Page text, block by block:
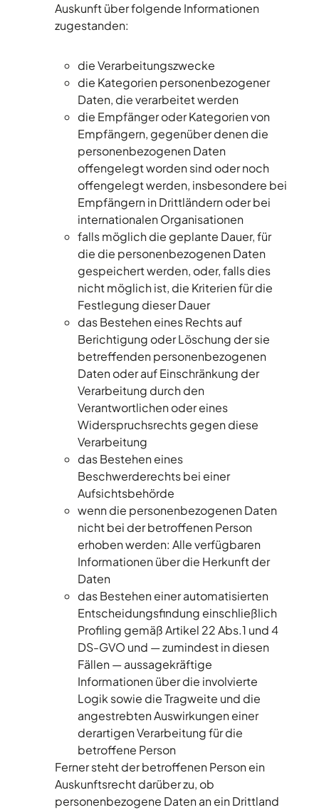
Auskunft über folgende Informationen
zugestanden:
die Verarbeitungszwecke
die Kategorien personenbezogener
Daten, die verarbeitet werden
die Empfänger oder Kategorien von
Empfängern, gegenüber denen die
personenbezogenen Daten
offengelegt worden sind oder noch
offengelegt werden, insbesondere bei
Empfängern in Drittländern oder bei
internationalen Organisationen
falls möglich die geplante Dauer, für
die die personenbezogenen Daten
gespeichert werden, oder, falls dies
nicht möglich ist, die Kriterien für die
Festlegung dieser Dauer
das Bestehen eines Rechts auf
Berichtigung oder Löschung der sie
betreffenden personenbezogenen
Daten oder auf Einschränkung der
Verarbeitung durch den
Verantwortlichen oder eines
Widerspruchsrechts gegen diese
Verarbeitung
das Bestehen eines
Beschwerderechts bei einer
Aufsichtsbehörde
wenn die personenbezogenen Daten
nicht bei der betroffenen Person
erhoben werden: Alle verfügbaren
Informationen über die Herkunft der
Daten
das Bestehen einer automatisierten
Entscheidungsfindung einschließlich
Profiling gemäß Artikel 22 Abs.1 und 4
DS-GVO und — zumindest in diesen
Fällen — aussagekräftige
Informationen über die involvierte
Logik sowie die Tragweite und die
angestrebten Auswirkungen einer
derartigen Verarbeitung für die
betroffene Person
Ferner steht der betroffenen Person ein
Auskunftsrecht darüber zu, ob
personenbezogene Daten an ein Drittland